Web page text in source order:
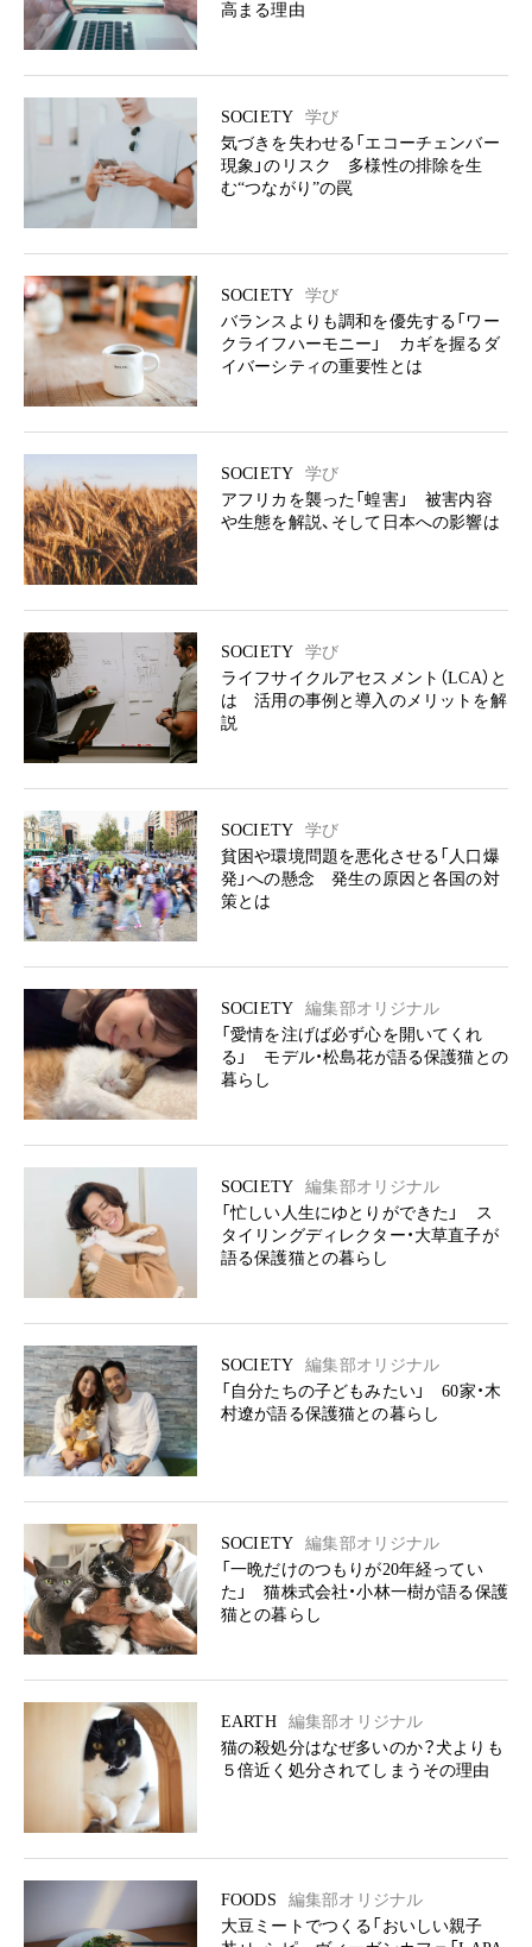
高まる理由
SOCIETY
学び
気づきを失わせる「エコーチェンバー
現象」のリスク 多様性の排除を生
む“つながり”の罠
SOCIETY
学び
バランスよりも調和を優先する「ワー
クライフハーモニー」 カギを握るダ
イバーシティの重要性とは
SOCIETY
学び
アフリカを襲った「蝗害」 被害内容
や生態を解説、そして日本への影響は
SOCIETY
学び
ライフサイクルアセスメント（LCA）と
は 活用の事例と導入のメリットを解
説
SOCIETY
学び
貧困や環境問題を悪化させる「人口爆
発」への懸念 発生の原因と各国の対
策とは
SOCIETY
編集部オリジナル
「愛情を注げば必ず心を開いてくれ
る」 モデル・松島花が語る保護猫との
暮らし
SOCIETY
編集部オリジナル
「忙しい人生にゆとりができた」 ス
タイリングディレクター・大草直子が
語る保護猫との暮らし
SOCIETY
編集部オリジナル
「自分たちの子どもみたい」 60家・木
村遼が語る保護猫との暮らし
SOCIETY
編集部オリジナル
「一晩だけのつもりが20年経ってい
た」 猫株式会社・小林一樹が語る保護
猫との暮らし
EARTH
編集部オリジナル
猫の殺処分はなぜ多いのか？犬よりも
５倍近く処分されてしまうその理由
FOODS
編集部オリジナル
大豆ミートでつくる「おいしい親子